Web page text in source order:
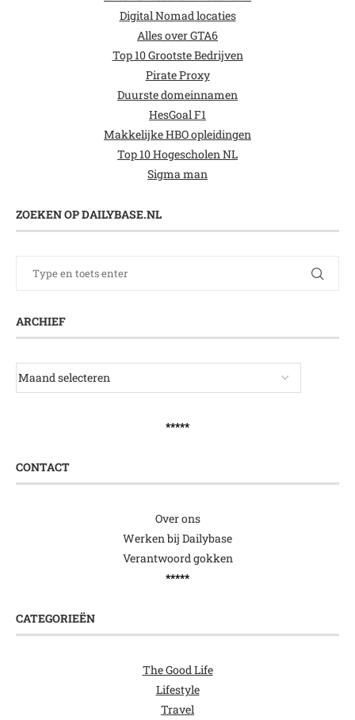
Digital Nomad locaties
Alles over GTA6
Top 10 Grootste Bedrijven
Pirate Proxy
Duurste domeinnamen
HesGoal F1
Makkelijke HBO opleidingen
Top 10 Hogescholen NL
Sigma man
ZOEKEN OP DAILYBASE.NL
ARCHIEF
*****
CONTACT
Over ons
Werken bij Dailybase
Verantwoord gokken
*****
CATEGORIEËN
The Good Life
Lifestyle
Travel